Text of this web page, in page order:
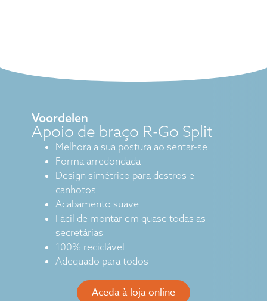
Voordelen
Apoio de braço R-Go Split
Melhora a sua postura ao sentar-se
Forma arredondada
Design simétrico para destros e
canhotos
Acabamento suave
Fácil de montar em quase todas as
secretárias
100% reciclável
Adequado para todos
Aceda à loja online